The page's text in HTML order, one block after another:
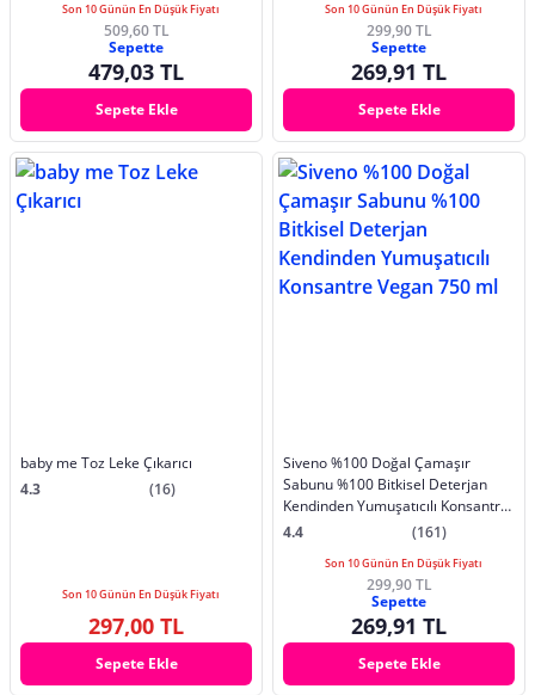
Son 10 Günün En Düşük Fiyatı
509,60 TL
Sepette
479,03 TL
Sepete Ekle
Son 10 Günün En Düşük Fiyatı
299,90 TL
Sepette
269,91 TL
Sepete Ekle
baby me Toz Leke Çıkarıcı
4.3
(16)
Son 10 Günün En Düşük Fiyatı
297,00 TL
Sepete Ekle
Siveno %100 Doğal Çamaşır
Sabunu %100 Bitkisel Deterjan
Kendinden Yumuşatıcılı Konsantre
Vegan 750 ml
4.4 (161)
Son 10 Günün En Düşük Fiyatı
299,90 TL
Sepette
269,91 TL
Sepete Ekle